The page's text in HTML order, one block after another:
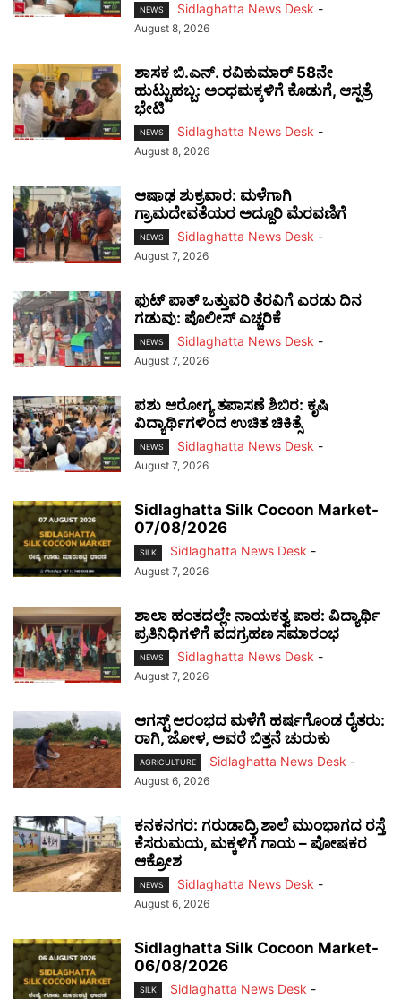
NEWS Sidlaghatta News Desk -
August 8, 2026
ಶಾಸಕ ಬಿ.ಎನ್. ರವಿಕುಮಾರ್ 58ನೇ
ಹುಟ್ಟುಹಬ್ಬ: ಅಂಧಮಕ್ಕಳಿಗೆ ಕೊಡುಗೆ, ಆಸ್ಪತ್ರೆ
ಭೇಟಿ
NEWS Sidlaghatta News Desk -
August 8, 2026
ಆಷಾಢ ಶುಕ್ರವಾರ: ಮಳೆಗಾಗಿ
ಗ್ರಾಮದೇವತೆಯರ ಅದ್ದೂರಿ ಮೆರವಣಿಗೆ
NEWS Sidlaghatta News Desk -
August 7, 2026
ಫುಟ್‌ ಪಾತ್ ಒತ್ತುವರಿ ತೆರವಿಗೆ ಎರಡು ದಿನ
ಗಡುವು: ಪೊಲೀಸ್ ಎಚ್ಚರಿಕೆ
NEWS Sidlaghatta News Desk -
August 7, 2026
ಪಶು ಆರೋಗ್ಯ ತಪಾಸಣೆ ಶಿಬಿರ: ಕೃಷಿ
ವಿದ್ಯಾರ್ಥಿಗಳಿಂದ ಉಚಿತ ಚಿಕಿತ್ಸೆ
NEWS Sidlaghatta News Desk -
August 7, 2026
Sidlaghatta Silk Cocoon Market-
07/08/2026
SILK Sidlaghatta News Desk -
August 7, 2026
ಶಾಲಾ ಹಂತದಲ್ಲೇ ನಾಯಕತ್ವ ಪಾಠ: ವಿದ್ಯಾರ್ಥಿ
ಪ್ರತಿನಿಧಿಗಳಿಗೆ ಪದಗ್ರಹಣ ಸಮಾರಂಭ
NEWS Sidlaghatta News Desk -
August 7, 2026
ಆಗಸ್ಟ್ ಆರಂಭದ ಮಳೆಗೆ ಹರ್ಷಗೊಂಡ ರೈತರು:
ರಾಗಿ, ಜೋಳ, ಅವರೆ ಬಿತ್ತನೆ ಚುರುಕು
AGRICULTURE Sidlaghatta News Desk -
August 6, 2026
ಕನಕನಗರ: ಗರುಡಾದ್ರಿ ಶಾಲೆ ಮುಂಭಾಗದ ರಸ್ತೆ
ಕೆಸರುಮಯ, ಮಕ್ಕಳಿಗೆ ಗಾಯ – ಪೋಷಕರ
ಆಕ್ರೋಶ
NEWS Sidlaghatta News Desk -
August 6, 2026
Sidlaghatta Silk Cocoon Market-
06/08/2026
SILK Sidlaghatta News Desk -